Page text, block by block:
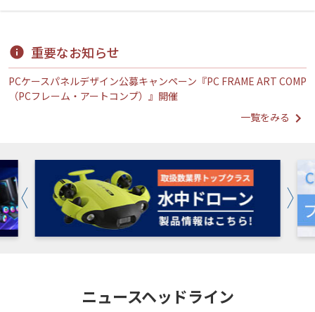
重要なお知らせ
PCケースパネルデザイン公募キャンペーン『PC FRAME ART COMP
（PCフレーム・アートコンプ）』開催
一覧をみる
ニュースヘッドライン